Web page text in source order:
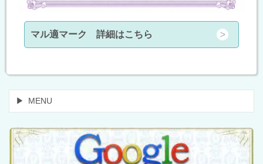
マル適マーク 詳細はこちら
MENU